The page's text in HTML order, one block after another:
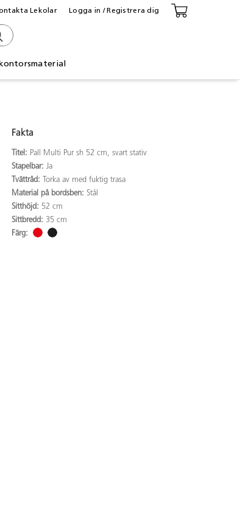
Lekolar Logga in / Registrera dig
Fakta
Titel: Pall Multi Pur sh 52 cm, svart stativ
Stapelbar: Ja
Tvättråd:
Torka av med fuktig trasa
Material på bordsben: Stål
Sitthöjd: 52 cm
Sittbredd: 35 cm
Färg: